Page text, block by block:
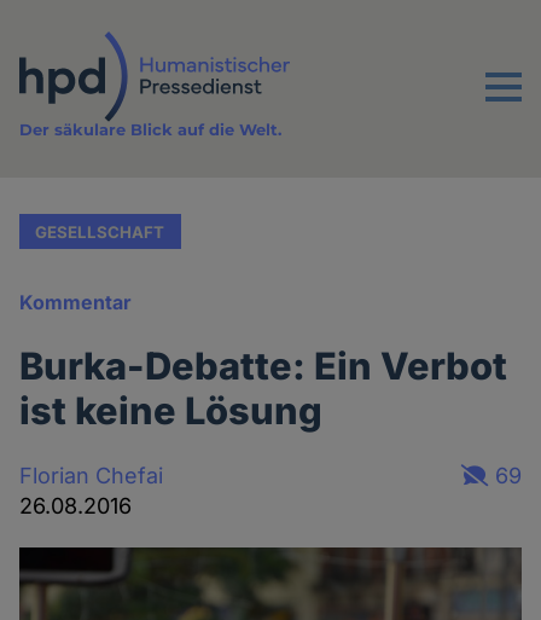
Inhalt
Menu
Der säkulare Blick auf die Welt.
GESELLSCHAFT
Kommentar
Burka-Debatte: Ein Verbot
ist keine Lösung
Florian Chefai
26.08.2016
69